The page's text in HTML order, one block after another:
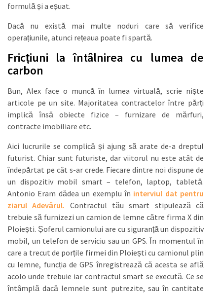
formulă și a eșuat.
Dacă nu există mai multe noduri care să verifice
operațiunile, atunci rețeaua poate fi spartă.
Fricțiuni la întâlnirea cu lumea de
carbon
Bun, Alex face o muncă în lumea virtuală, scrie niște
articole pe un site. Majoritatea contractelor între părți
implică însă obiecte fizice – furnizare de mărfuri,
contracte imobiliare etc.
Aici lucrurile se complică și ajung să arate de-a dreptul
futurist. Chiar sunt futuriste, dar viitorul nu este atât de
îndepărtat pe cât s-ar crede. Fiecare dintre noi dispune de
un dispozitiv mobil smart – telefon, laptop, tabletă.
Antonio Eram dădea un exemplu în interviul dat pentru
ziarul Adevărul. Contractul tău smart stipulează că
trebuie să furnizezi un camion de lemne către firma X din
Ploiești. Șoferul camionului are cu siguranță un dispozitiv
mobil, un telefon de serviciu sau un GPS. În momentul în
care a trecut de porțile firmei din Ploiești cu camionul plin
cu lemne, funcția de GPS înregistrează că acesta se află
acolo unde trebuie iar contractul smart se execută. Ce se
întâmplă dacă lemnele sunt putrezite, sau în cantitate